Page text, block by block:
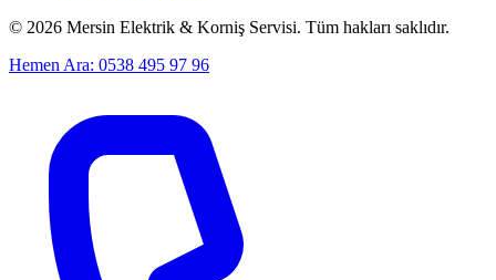
© 2026 Mersin Elektrik & Korniş Servisi. Tüm hakları saklıdır.
Hemen Ara: 0538 495 97 96